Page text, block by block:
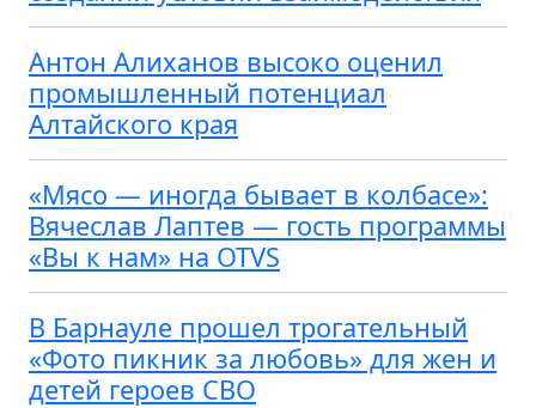
Антон Алиханов высоко оценил
промышленный потенциал
Алтайского края
«Мясо — иногда бывает в колбасе»:
Вячеслав Лаптев — гость программы
«Вы к нам» на OTVS
В Барнауле прошел трогательный
«Фото пикник за любовь» для жен и
детей героев СВО